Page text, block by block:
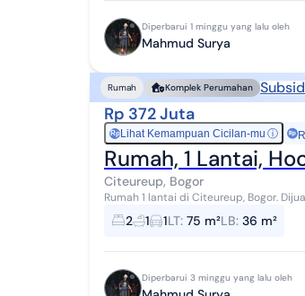
Diperbarui 1 minggu yang lalu oleh
Mahmud Surya
Rumah Komplek Perumahan
Rp 372 Juta
RpLihat Kemampuan Cicilan-mu ⓘ
Rumah, 1 Lantai,
Citeureup, Bogor
Rumah 1 lantai di Citeureup, Bogor. Dijual rumah di wilayah yang nyaman dengan pemandangan Lokasi
Pinggiran Kota. Properti 1 lantai ini
2 1 1LT: 75 m²LB: 36 m²
Diperbarui 3 minggu yang lalu oleh